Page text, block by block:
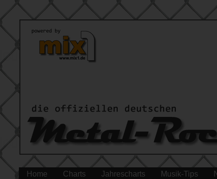
Home Charts Jahrescharts Musik-Tips